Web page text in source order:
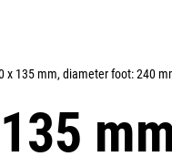
x 135 mm, diameter foot: 240